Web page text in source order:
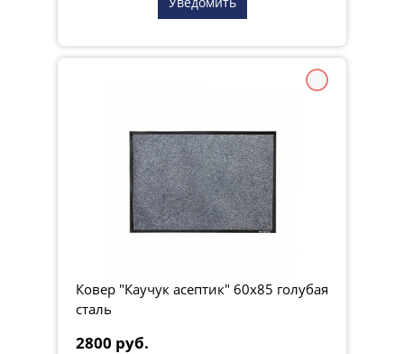
Ковер "Каучук асептик" 60х85 голубая
сталь
2800 руб.